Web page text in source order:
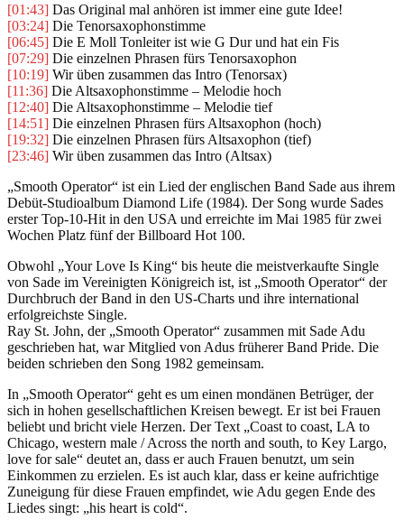
[01:43] Das Original mal anhören ist immer eine gute Idee!
[03:24] Die Tenorsaxophonstimme
[06:45] Die E Moll Tonleiter ist wie G Dur und hat ein Fis
[07:29] Die einzelnen Phrasen fürs Tenorsaxophon
[10:19] Wir üben zusammen das Intro (Tenorsax)
[11:36] Die Altsaxophonstimme – Melodie hoch
[12:40] Die Altsaxophonstimme – Melodie tief
[14:51] Die einzelnen Phrasen fürs Altsaxophon (hoch)
[19:32] Die einzelnen Phrasen fürs Altsaxophon (tief)
[23:46] Wir üben zusammen das Intro (Altsax)
„Smooth Operator“ ist ein Lied der englischen Band Sade aus ihrem
Debüt-Studioalbum Diamond Life (1984). Der Song wurde Sades
erster Top-10-Hit in den USA und erreichte im Mai 1985 für zwei
Wochen Platz fünf der Billboard Hot 100.
Obwohl „Your Love Is King“ bis heute die meistverkaufte Single
von Sade im Vereinigten Königreich ist, ist „Smooth Operator“ der
Durchbruch der Band in den US-Charts und ihre international
erfolgreichste Single.
Ray St. John, der „Smooth Operator“ zusammen mit Sade Adu
geschrieben hat, war Mitglied von Adus früherer Band Pride. Die
beiden schrieben den Song 1982 gemeinsam.
In „Smooth Operator“ geht es um einen mondänen Betrüger, der
sich in hohen gesellschaftlichen Kreisen bewegt. Er ist bei Frauen
beliebt und bricht viele Herzen. Der Text „Coast to coast, LA to
Chicago, western male / Across the north and south, to Key Largo,
love for sale“ deutet an, dass er auch Frauen benutzt, um sein
Einkommen zu erzielen. Es ist auch klar, dass er keine aufrichtige
Zuneigung für diese Frauen empfindet, wie Adu gegen Ende des
Liedes singt: „his heart is cold“.